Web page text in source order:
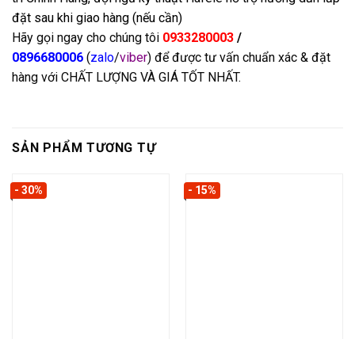
đặt sau khi giao hàng (nếu cần)
Hãy gọi ngay cho chúng tôi 0933280003 /
0896680006 (zalo/viber) để được tư vấn chuẩn xác & đặt
hàng với CHẤT LƯỢNG VÀ GIÁ TỐT NHẤT.
SẢN PHẨM TƯƠNG TỰ
- 30% - 15%